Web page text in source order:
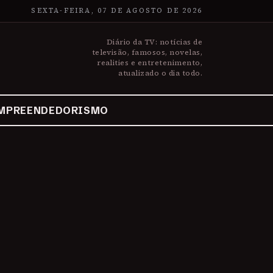
SEXTA-FEIRA, 07 DE AGOSTO DE 2026
Diário da TV: notícias de
televisão, famosos, novelas,
realities e entretenimento,
atualizado o dia todo.